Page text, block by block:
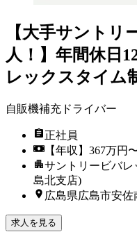
【大手サントリ
人！】年間休日
レックスタイム
自販機補充ドライバー
正社員
【年収】367万円
サントリービバ
島北支店)
広島県広島市安佐
求人を見る